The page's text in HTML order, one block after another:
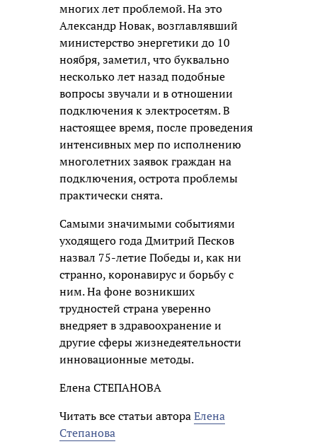
многих лет проблемой. На это
Александр Новак, возглавлявший
министерство энергетики до 10
ноября, заметил, что буквально
несколько лет назад подобные
вопросы звучали и в отношении
подключения к электросетям. В
настоящее время, после проведения
интенсивных мер по исполнению
многолетних заявок граждан на
подключения, острота проблемы
практически снята.
Самыми значимыми событиями
уходящего года Дмитрий Песков
назвал 75-летие Победы и, как ни
странно, коронавирус и борьбу с
ним. На фоне возникших
трудностей страна уверенно
внедряет в здравоохранение и
другие сферы жизнедеятельности
инновационные методы.
Елена СТЕПАНОВА
Читать все статьи автораЕлена
Степанова